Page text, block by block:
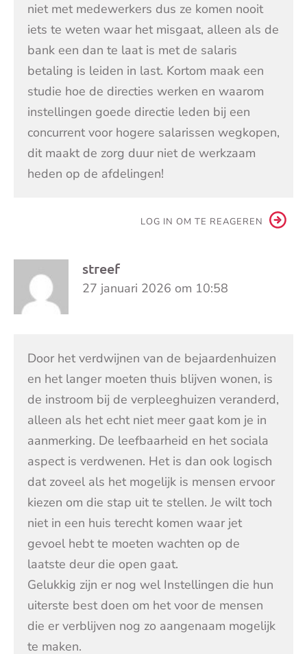
niet met medewerkers dus ze komen nooit
iets te weten waar het misgaat, alleen als de
bank een dan te laat is met de salaris
betaling is leiden in last. Kortom maak een
studie hoe de directies werken en waarom
instellingen goede directie leden bij een
concurrent voor hogere salarissen wegkopen,
dit maakt de zorg duur niet de werkzaam
heden op de afdelingen!
LOG IN OM TE REAGEREN
streef
27 januari 2026 om 10:58
Door het verdwijnen van de bejaardenhuizen
en het langer moeten thuis blijven wonen, is
de instroom bij de verpleeghuizen veranderd,
alleen als het echt niet meer gaat kom je in
aanmerking. De leefbaarheid en het sociala
aspect is verdwenen. Het is dan ook logisch
dat zoveel als het mogelijk is mensen ervoor
kiezen om die stap uit te stellen. Je wilt toch
niet in een huis terecht komen waar jet
gevoel hebt te moeten wachten op de
laatste deur die open gaat.
Gelukkig zijn er nog wel Instellingen die hun
uiterste best doen om het voor de mensen
die er verblijven nog zo aangenaam mogelijk
te maken.